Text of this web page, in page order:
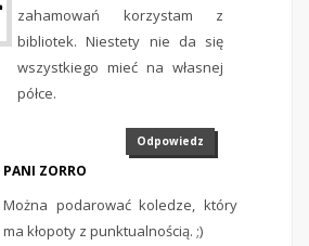
zahamowań korzystam z
bibliotek. Niestety nie da się
wszystkiego mieć na własnej
półce.
Odpowiedz
PANI ZORRO
Można podarować koledze, który
ma kłopoty z punktualnością. ;)